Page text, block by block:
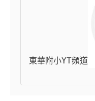
東華附小YT頻道